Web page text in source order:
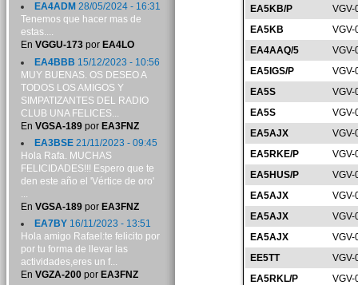
EA5KB/P
VGV-
EA5KB
VGV-
EA4AAQ/5
VGV-
EA5IGS/P
VGV-
EA5S
VGV-
EA5S
VGV-
EA5AJX
VGV-
EA5RKE/P
VGV-
EA5HUS/P
VGV-
EA5AJX
VGV-
EA5AJX
VGV-
EA5AJX
VGV-
EE5TT
VGV-
EA5RKL/P
VGV-
EA4ADM 28/05/2024 - 16:31
Tenemos que hacer mas de
estas....
En VGGU-173por EA4LO
EA4BBB 15/12/2023 - 10:56
MUY BUENAS. OS DESEO A
TODOS LOS AMIGOS Y
SIMPATIZANTES DEL RADIO
CLUB UNA FELICES...
En VGSA-189por EA3FNZ
EA3BSE21/11/2023 - 09:45
Hola Rafa. MUCHAS
FELICIDADES!!! Espero que te
den este año el 'Vértice de oro'
...
En VGSA-189por EA3FNZ
EA7BY16/11/2023 - 13:51
Hola amigo Rafael:te felicito por
por tu forma de llevar las
actividades,eres un f...
En VGZA-200por EA3FNZ